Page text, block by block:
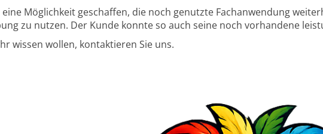
Möglichkeit geschaffen, die noch genutzte Fachanwendung
zu nutzen. Der Kunde konnte so auch seine noch vorhandene
wissen wollen, kontaktieren Sie uns.